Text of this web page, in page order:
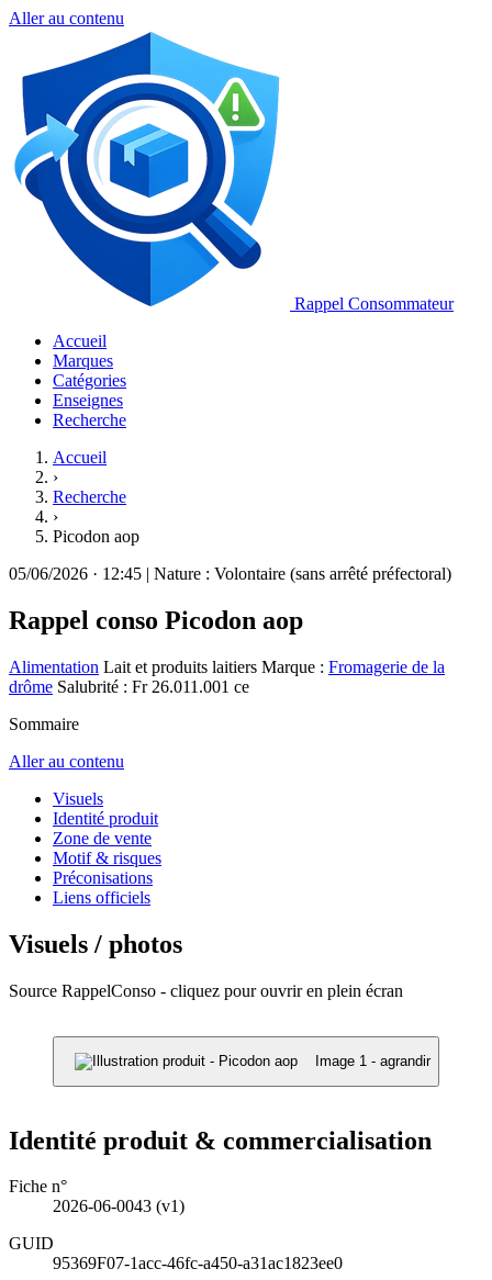
Aller au contenu
Rappel Consommateur
Accueil
Marques
Catégories
Enseignes
Recherche
Accueil
›
Recherche
›
Picodon aop
05/06/2026 · 12:45 | Nature : Volontaire (sans arrêté préfectoral)
Rappel conso Picodon aop
Alimentation Lait et produits laitiers Marque : Fromagerie de la
drôme Salubrité : Fr 26.011.001 ce
Sommaire
Aller au contenu
Visuels
Identité produit
Zone de vente
Motif & risques
Préconisations
Liens officiels
Visuels / photos
Source RappelConso - cliquez pour ouvrir en plein écran
Image 1 - agrandir
Identité produit & commercialisation
Fiche n°
2026-06-0043 (v1)
GUID
95369F07-1acc-46fc-a450-a31ac1823ee0